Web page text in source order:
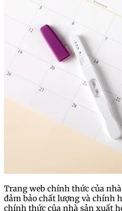
Trang web chính thức của
đảm bảo chất lượng và chính
chính thức của nhà sản xuất